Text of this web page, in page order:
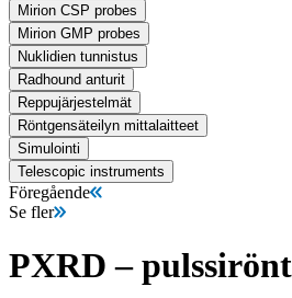
Mirion CSP probes
Mirion GMP probes
Nuklidien tunnistus
Radhound anturit
Reppujärjestelmät
Röntgensäteilyn mittalaitteet
Simulointi
Telescopic instruments
Föregående
Se fler
PXRD –